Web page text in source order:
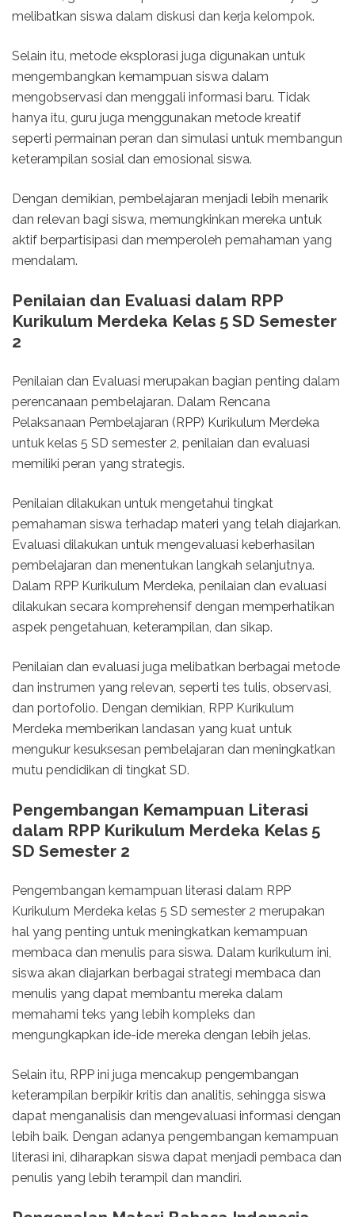
melibatkan siswa dalam diskusi dan kerja kelompok.
Selain itu, metode eksplorasi juga digunakan untuk
mengembangkan kemampuan siswa dalam
mengobservasi dan menggali informasi baru. Tidak
hanya itu, guru juga menggunakan metode kreatif
seperti permainan peran dan simulasi untuk membangun
keterampilan sosial dan emosional siswa.
Dengan demikian, pembelajaran menjadi lebih menarik
dan relevan bagi siswa, memungkinkan mereka untuk
aktif berpartisipasi dan memperoleh pemahaman yang
mendalam.
Penilaian dan Evaluasi dalam RPP
Kurikulum Merdeka Kelas 5 SD Semester
2
Penilaian dan Evaluasi merupakan bagian penting dalam
perencanaan pembelajaran. Dalam Rencana
Pelaksanaan Pembelajaran (RPP) Kurikulum Merdeka
untuk kelas 5 SD semester 2, penilaian dan evaluasi
memiliki peran yang strategis.
Penilaian dilakukan untuk mengetahui tingkat
pemahaman siswa terhadap materi yang telah diajarkan.
Evaluasi dilakukan untuk mengevaluasi keberhasilan
pembelajaran dan menentukan langkah selanjutnya.
Dalam RPP Kurikulum Merdeka, penilaian dan evaluasi
dilakukan secara komprehensif dengan memperhatikan
aspek pengetahuan, keterampilan, dan sikap.
Penilaian dan evaluasi juga melibatkan berbagai metode
dan instrumen yang relevan, seperti tes tulis, observasi,
dan portofolio. Dengan demikian, RPP Kurikulum
Merdeka memberikan landasan yang kuat untuk
mengukur kesuksesan pembelajaran dan meningkatkan
mutu pendidikan di tingkat SD.
Pengembangan Kemampuan Literasi
dalam RPP Kurikulum Merdeka Kelas 5
SD Semester 2
Pengembangan kemampuan literasi dalam RPP
Kurikulum Merdeka kelas 5 SD semester 2 merupakan
hal yang penting untuk meningkatkan kemampuan
membaca dan menulis para siswa. Dalam kurikulum ini,
siswa akan diajarkan berbagai strategi membaca dan
menulis yang dapat membantu mereka dalam
memahami teks yang lebih kompleks dan
mengungkapkan ide-ide mereka dengan lebih jelas.
Selain itu, RPP ini juga mencakup pengembangan
keterampilan berpikir kritis dan analitis, sehingga siswa
dapat menganalisis dan mengevaluasi informasi dengan
lebih baik. Dengan adanya pengembangan kemampuan
literasi ini, diharapkan siswa dapat menjadi pembaca dan
penulis yang lebih terampil dan mandiri.